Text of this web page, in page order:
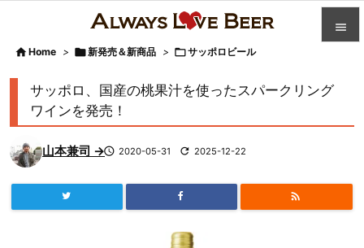


 Home > 新発売＆新商品 > サッポロビール
サッポロ、国産の桃果汁を使ったスパークリング
ワインを発売！
山本兼司 → 2020-05-31  2025-12-22
